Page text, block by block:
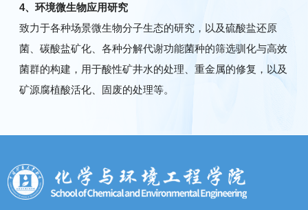
4、环境微生物应用研究
致力于各种场景微生物分子生态的研究，以及硫酸盐还原
菌、碳酸盐矿化、各种分解代谢功能菌种的筛选驯化与高效
菌群的构建，用于酸性矿井水的处理、重金属的修复，以及
矿源腐植酸活化、固废的处理等。